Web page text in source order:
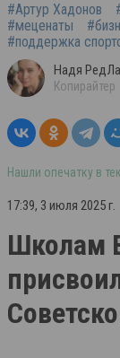
#Артур Хадонов
#меценаты
#поддержка
Надя
Копирайтер
Нашли опечатку в
17:39, 3 июля 2025 г.
Школам